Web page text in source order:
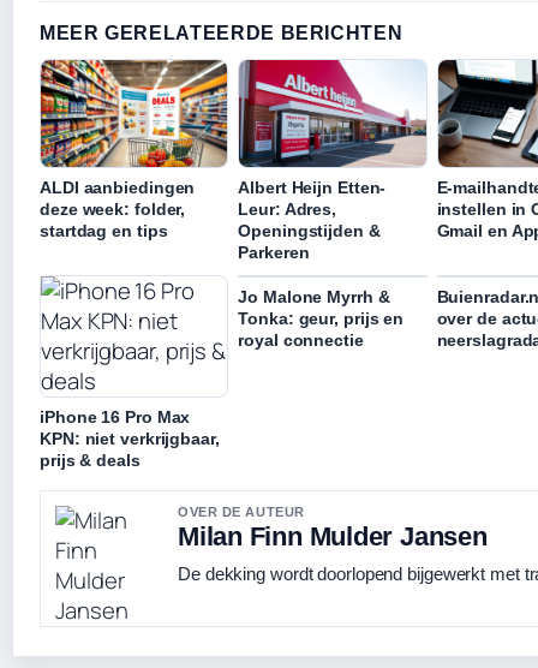
MEER GERELATEERDE BERICHTEN
ALDI aanbiedingen
deze week: folder,
startdag en tips
Albert Heijn Etten-
Leur: Adres,
Openingstijden &
Parkeren
E-
instellen in
Gmail en
iPhone 16 Pro Max
KPN: niet verkrijgbaar,
prijs & deals
Jo Malone Myrrh &
Tonka: geur, prijs en
royal connectie
over de
OVER DE AUTEUR
Milan Finn Mulder Jansen
De dekking wordt doorlopend bijgewerkt met